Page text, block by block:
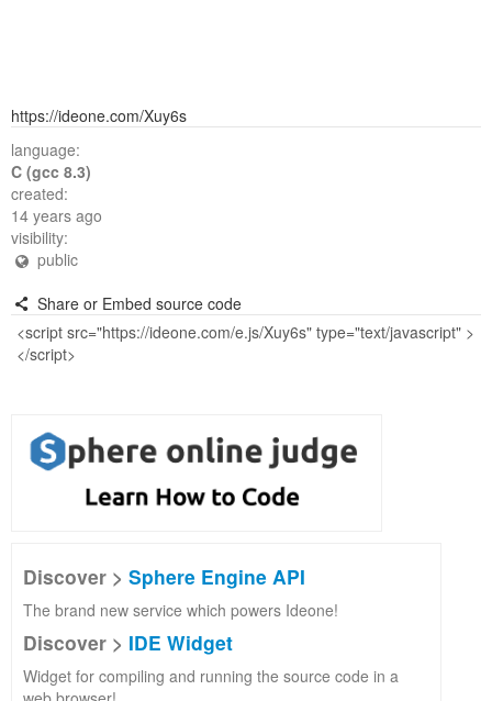
https://ideone.com/Xuy6s
language:
C (gcc 8.3)
created:
14 years ago
visibility:
public
Share or Embed source code
Discover > Sphere Engine API
The brand new service which powers Ideone!
Discover > IDE Widget
Widget for compiling and running the source code in a